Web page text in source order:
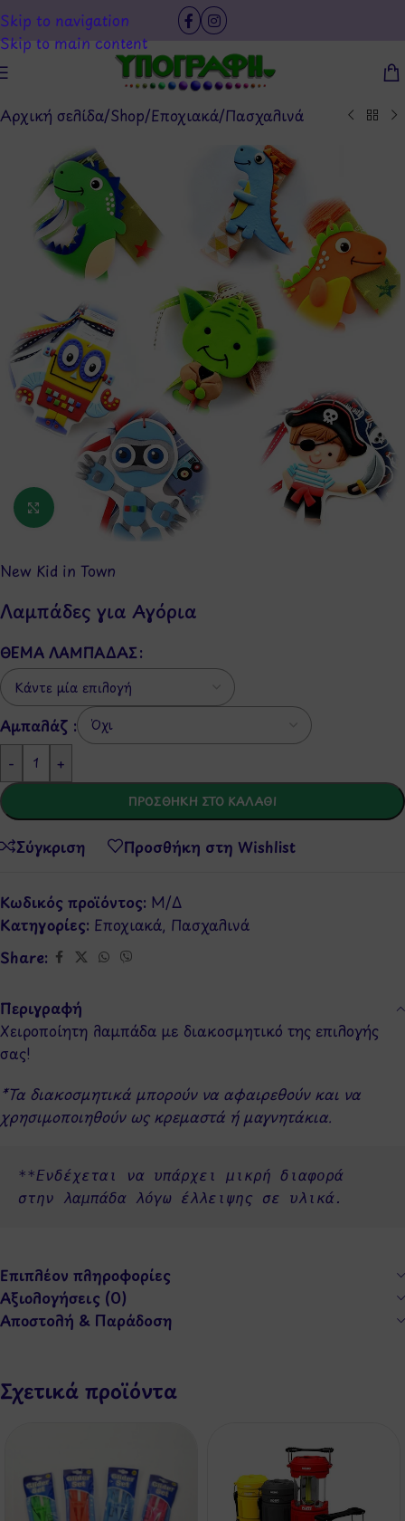
Skip to navigation
Skip to main content
Αρχική σελίδα/Shop/Εποχιακά/Πασχαλινά
Κάντε κλικ για μεγέθυνση
New Kid in Town
Λαμπάδες για Αγόρια
ΘΈΜΑ ΛΑΜΠΆΔΑΣ
Αμπαλάζ :
-
+
ΠΡΟΣΘΉΚΗ ΣΤΟ ΚΑΛΆΘΙ
Σύγκριση Προσθήκη στη Wishlist
Κωδικός προϊόντος: Μ/Δ
Κατηγορίες: Εποχιακά, Πασχαλινά
Share:
Περιγραφή
Χειροποίητη λαμπάδα με διακοσμητικό της επιλογής
σας!
*Τα διακοσμητικά μπορούν να αφαιρεθούν και να
χρησιμοποιηθούν ως κρεμαστά ή μαγνητάκια.
**Ενδέχεται να υπάρχει μικρή διαφορά
στην λαμπάδα λόγω έλλειψης σε υλικά.
Επιπλέον πληροφορίες
Αξιολογήσεις (0)
Αποστολή & Παράδοση
Σχετικά προϊόντα